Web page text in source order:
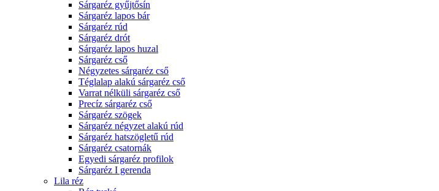
Sárgaréz gyűjtősín
Sárgaréz lapos bár
Sárgaréz rúd
Sárgaréz drót
Sárgaréz lapos huzal
Sárgaréz cső
Négyzetes sárgaréz cső
Téglalap alakú sárgaréz cső
Varrat nélküli sárgaréz cső
Precíz sárgaréz cső
Sárgaréz szögek
Sárgaréz négyzet alakú rúd
Sárgaréz hatszögletű rúd
Sárgaréz csatornák
Egyedi sárgaréz profilok
Sárgaréz I gerenda
Lila réz